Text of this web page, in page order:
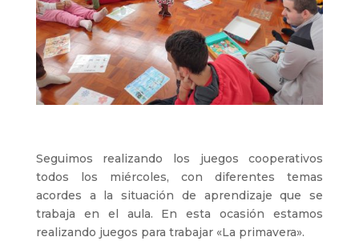
Seguimos realizando los juegos cooperativos
todos los miércoles, con diferentes temas
acordes a la situación de aprendizaje que se
trabaja en el aula. En esta ocasión estamos
realizando juegos para trabajar «La primavera».